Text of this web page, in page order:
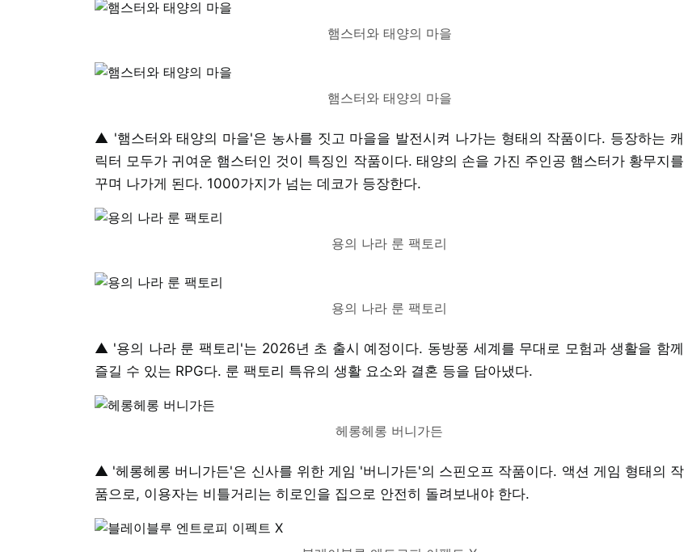
햄스터와 태양의 마을
햄스터와 태양의 마을
▲ '햄스터와 태양의 마을'은 농사를 짓고 마을을 발전시켜 나가는 형태의 작품이다. 등장하는 캐
릭터 모두가 귀여운 햄스터인 것이 특징인 작품이다. 태양의 손을 가진 주인공 햄스터가 황무지를
꾸며 나가게 된다. 1000가지가 넘는 데코가 등장한다.
용의 나라 룬 팩토리
용의 나라 룬 팩토리
▲ '용의 나라 룬 팩토리'는 2026년 초 출시 예정이다. 동방풍 세계를 무대로 모험과 생활을 함께
즐길 수 있는 RPG다. 룬 팩토리 특유의 생활 요소와 결혼 등을 담아냈다.
헤롱헤롱 버니가든
▲ '헤롱헤롱 버니가든'은 신사를 위한 게임 '버니가든'의 스핀오프 작품이다. 액션 게임 형태의 작
품으로, 이용자는 비틀거리는 히로인을 집으로 안전히 돌려보내야 한다.